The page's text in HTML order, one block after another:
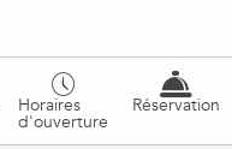
Horaires
d'ouverture
Réservation